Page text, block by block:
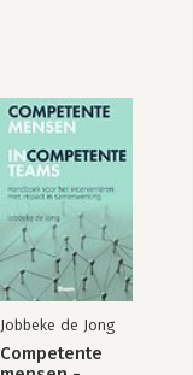
Jobbeke de Jong
Competente